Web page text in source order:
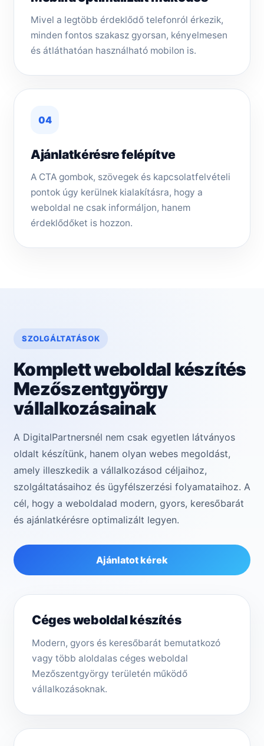
Mivel a legtöbb érdeklődő telefonról érkezik,
minden fontos szakasz gyorsan, kényelmesen
és átláthatóan használható mobilon is.
04
Ajánlatkérésre felépítve
A CTA gombok, szövegek és kapcsolatfelvételi
pontok úgy kerülnek kialakításra, hogy a
weboldal ne csak informáljon, hanem
érdeklődőket is hozzon.
SZOLGÁLTATÁSOK
Komplett weboldal készítés
Mezőszentgyörgy
vállalkozásainak
A DigitalPartnersnél nem csak egyetlen látványos
oldalt készítünk, hanem olyan webes megoldást,
amely illeszkedik a vállalkozásod céljaihoz,
szolgáltatásaihoz és ügyfélszerzési folyamataihoz. A
cél, hogy a weboldalad modern, gyors, keresőbarát
és ajánlatkérésre optimalizált legyen.
Ajánlatot kérek
Céges weboldal készítés
Modern, gyors és keresőbarát bemutatkozó
vagy több aloldalas céges weboldal
Mezőszentgyörgy területén működő
vállalkozásoknak.